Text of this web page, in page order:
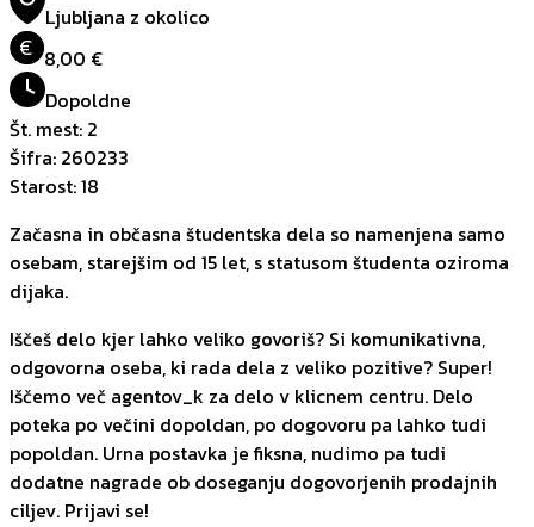
Ljubljana z okolico
€ 8,00 €
Dopoldne
Št. mest: 2
Šifra: 260233
Starost:18
Začasna in občasna študentska dela so namenjena samo
osebam, starejšim od 15 let, s statusom študenta oziroma
dijaka.
Iščeš delo kjer lahko veliko govoriš? Si komunikativna,
odgovorna oseba, ki rada dela z veliko pozitive? Super!
Iščemo več agentov_k za delo v klicnem centru. Delo
poteka po večini dopoldan, po dogovoru pa lahko tudi
popoldan. Urna postavka je fiksna, nudimo pa tudi
dodatne nagrade ob doseganju dogovorjenih prodajnih
ciljev. Prijavi se!